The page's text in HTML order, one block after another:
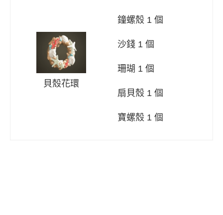
貝殼花環
鐘螺殼 1 個
沙錢 1 個
珊瑚 1 個
扇貝殼 1 個
寶螺殼 1 個